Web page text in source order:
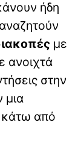
ήδη
με
ανοιχτά
στην
μια
κάτω από